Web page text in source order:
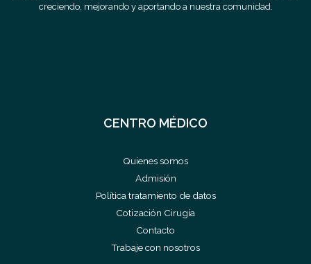
creciendo, mejorando y aportando a nuestra comunidad.
CENTRO MÉDICO
Quienes somos
Admisión
Política tratamiento de datos
Cotización Cirugía
Contacto
Trabaje con nosotros